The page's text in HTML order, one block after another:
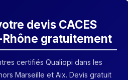
devis CACES
gratuitement
certifiés Qualiopi dans les
Marseille et Aix. Devis gratuit